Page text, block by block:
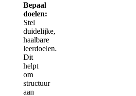
Bepaal
doelen:
Stel
duidelijke,
haalbare
leerdoelen.
Dit
helpt
om
structuur
aan